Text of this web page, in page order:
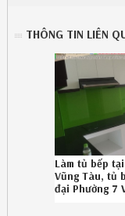
THÔNG TIN LIÊN
Làm tủ bếp
Vũng Tàu, tủ
đại Phường 7